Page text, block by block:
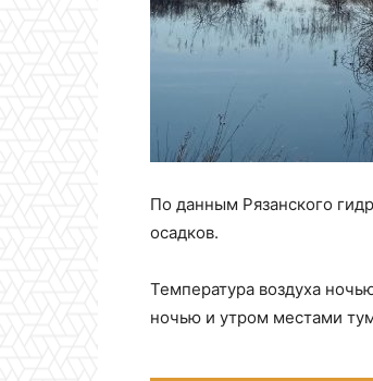
По данным Рязанского
осадков.
Температура воздуха
ночью и утром местами